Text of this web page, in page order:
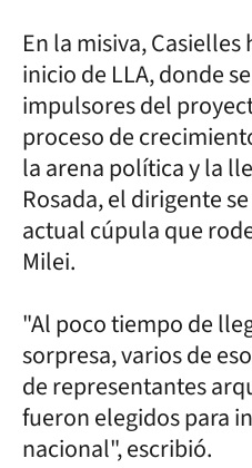
En la misiva,
inicio de LLA, donde
impulsores del
proceso de
la arena política y la
Rosada, el dirigente
actual cúpula que
Milei.
"Al poco tiempo de
sorpresa, varios de
de representantes
fueron elegidos para
nacional", escribió.